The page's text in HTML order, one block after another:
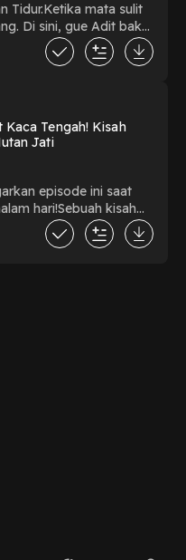
Tidur.​Ketika mata sulit
Di sini, gue Adit bakal
kumpulan cerita horor
hingga kiriman kisah
kamar, dan jangan
dengar sampai
Kaca Tengah! Kisah
Jati
episode ini saat
hari!​Sebuah kisah
melewati jalan pintas
Dia pikir dia